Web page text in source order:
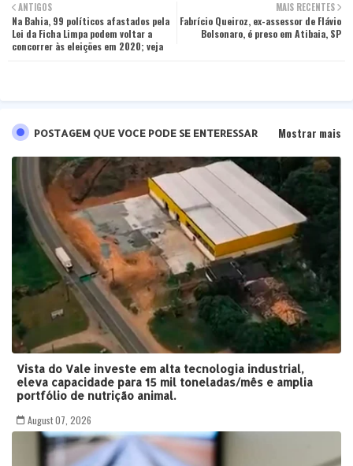
ter tsa
MAIS RECENTES
Fabrício Queiroz, ex-assessor de Flávio
Bolsonaro, é preso em Atibaia, SP
ANTIGOS
Na Bahia, 99 políticos afastados pela
Lei da Ficha Limpa podem voltar a
concorrer às eleições em 2020; veja
POSTAGEM QUE VOCE PODE SE ENTERESSAR Mostrar mais
Vista do Vale investe em alta tecnologia industrial,
eleva capacidade para 15 mil toneladas/mês e amplia
portfólio de nutrição animal.
August 07, 2026